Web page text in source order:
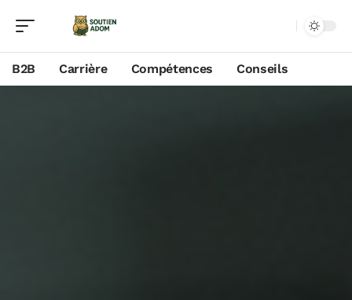
B2B Carrière Compétences Conseils